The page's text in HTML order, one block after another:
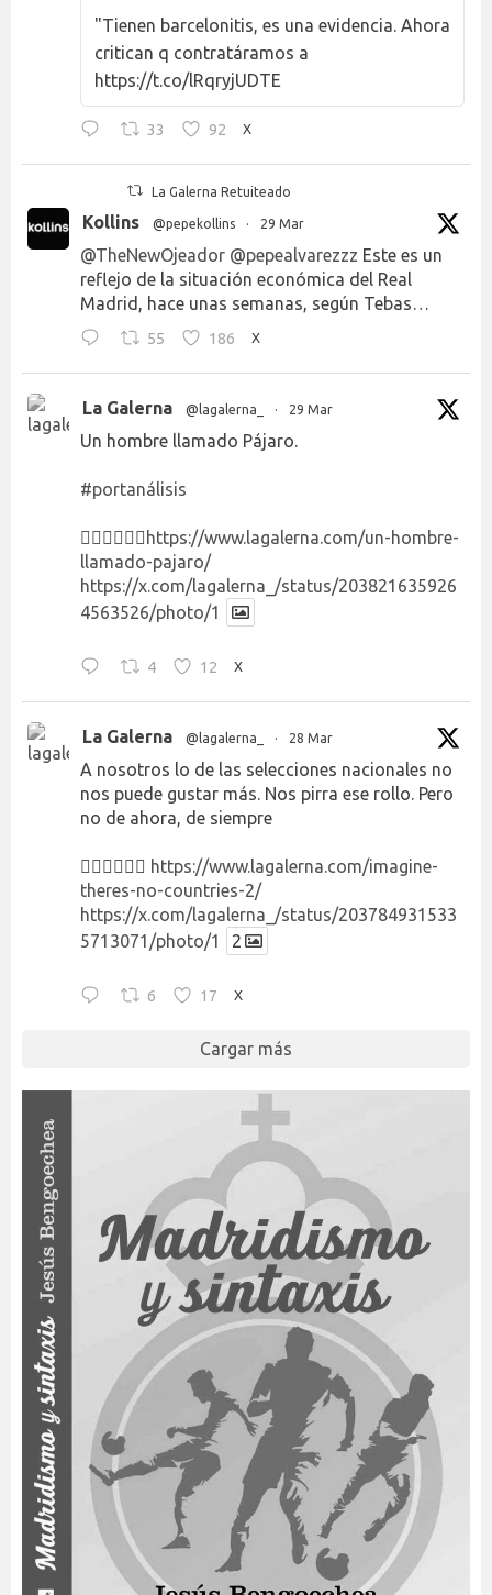
"Tienen barcelonitis, es una evidencia. Ahora
critican q contratáramos a
https://t.co/lRqryjUDTE
33 92 X
La Galerna Retuiteado
Kollins @pepekollins · 29 Mar
@TheNewOjeador @pepealvarezzz Este es un
reflejo de la situación económica del Real
Madrid, hace unas semanas, según Tebas…
55 186 X
La Galerna @lagalerna_ · 29 Mar
Un hombre llamado Pájaro.
#portanálisis
👉🏻👉🏻👉🏻 https://www.lagalerna.com/un-hombre-
llamado-pajaro/
https://x.com/lagalerna_/status/203821635926
4563526/photo/1
4 12 X
La Galerna @lagalerna_ · 28 Mar
A nosotros lo de las selecciones nacionales no
nos puede gustar más. Nos pirra ese rollo. Pero
no de ahora, de siempre
👉🏻👉🏻👉🏻 https://www.lagalerna.com/imagine-
theres-no-countries-2/
https://x.com/lagalerna_/status/203784931533
5713071/photo/1
2
6 17 X
Cargar más